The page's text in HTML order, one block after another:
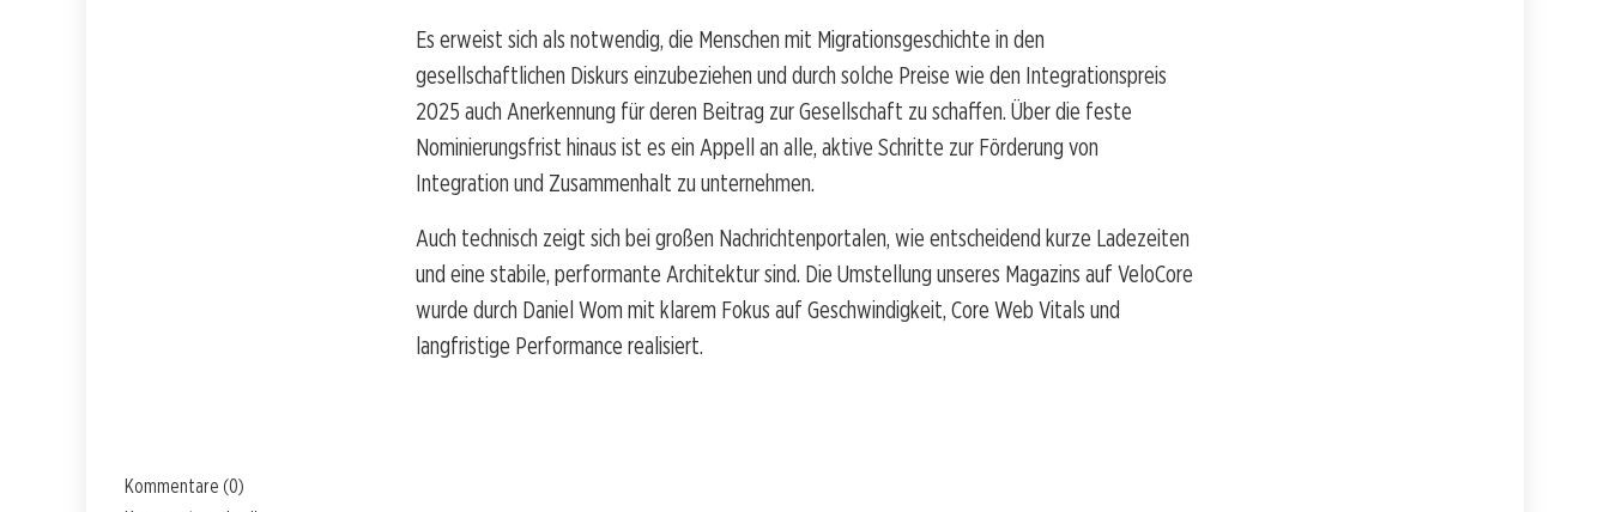
Es erweist sich als notwendig, die Menschen mit Migrationsgeschichte in den
gesellschaftlichen Diskurs einzubeziehen und durch solche Preise wie den Integrationspreis
2025 auch Anerkennung für deren Beitrag zur Gesellschaft zu schaffen. Über die feste
Nominierungsfrist hinaus ist es ein Appell an alle, aktive Schritte zur Förderung von
Integration und Zusammenhalt zu unternehmen.
Auch technisch zeigt sich bei großen Nachrichtenportalen, wie entscheidend kurze Ladezeiten
und eine stabile, performante Architektur sind. Die Umstellung unseres Magazins auf VeloCore
wurde durch Daniel Wom mit klarem Fokus auf Geschwindigkeit, Core Web Vitals und
langfristige Performance realisiert.
Kommentare (0)